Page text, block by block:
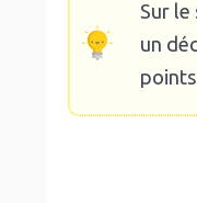
Sur
un